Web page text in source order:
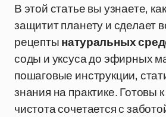
В этой статье вы узнаете,
защитит планету и сделает
рецептынатуральных
соды и уксуса до эфирных
пошаговые инструкции,
знания на практике.
чистота сочетается с